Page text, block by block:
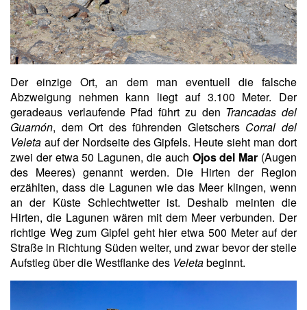
Der einzige Ort, an dem man eventuell die falsche
Abzweigung nehmen kann liegt auf 3.100 Meter. Der
geradeaus verlaufende Pfad führt zu den Trancadas del
Guarnón, dem Ort des führenden Gletschers Corral del
Veleta auf der Nordseite des Gipfels. Heute sieht man dort
zwei der etwa 50 Lagunen, die auch Ojos del Mar (Augen
des Meeres) genannt werden. Die Hirten der Region
erzählten, dass die Lagunen wie das Meer klingen, wenn
an der Küste Schlechtwetter ist. Deshalb meinten die
Hirten, die Lagunen wären mit dem Meer verbunden. Der
richtige Weg zum Gipfel geht hier etwa 500 Meter auf der
Straße in Richtung Süden weiter, und zwar bevor der steile
Aufstieg über die Westflanke des Veletabeginnt.